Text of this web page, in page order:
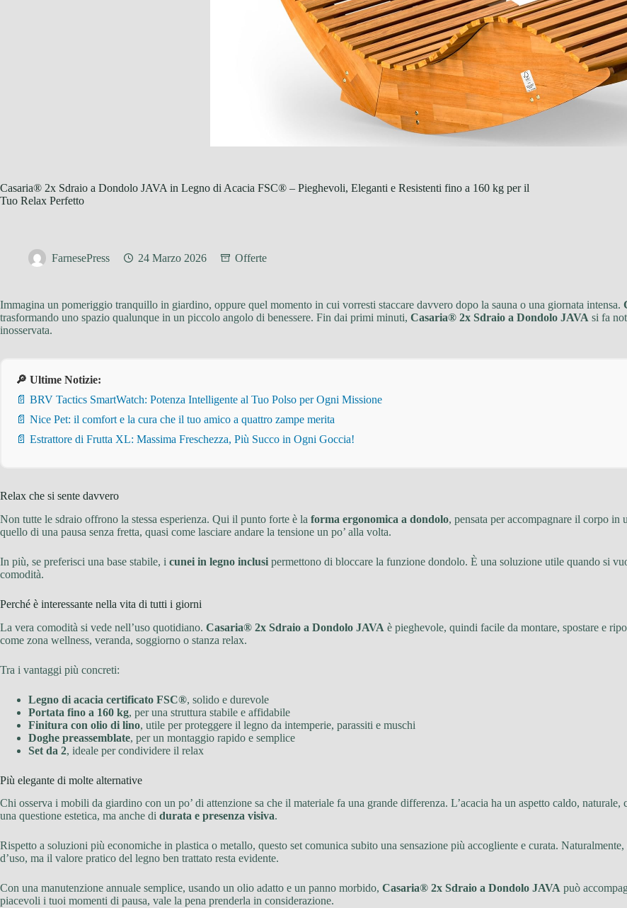
Casaria® 2x Sdraio a Dondolo JAVA in Legno di Acacia FSC® – Pieghevoli, Eleganti e Resistenti fino a 160 kg per il
Tuo Relax Perfetto
FarnesePress 24 Marzo 2026 Offerte
Immagina un pomeriggio tranquillo in giardino, oppure quel momento in cui vorresti staccare davvero dopo la sauna o una giornata intensa.
trasformando uno spazio qualunque in un piccolo angolo di benessere. Fin dai primi minuti, Casaria® 2x Sdraio a Dondolo JAVA si fa
inosservata.
🔎 Ultime Notizie:
📄 BRV Tactics SmartWatch: Potenza Intelligente al Tuo Polso per Ogni Missione
📄 Nice Pet: il comfort e la cura che il tuo amico a quattro zampe merita
📄 Estrattore di Frutta XL: Massima Freschezza, Più Succo in Ogni Goccia!
Relax che si sente davvero
Non tutte le sdraio offrono la stessa esperienza. Qui il punto forte è la forma ergonomica a dondolo, pensata per accompagnare il corpo
quello di una pausa senza fretta, quasi come lasciare andare la tensione un po’ alla volta.
In più, se preferisci una base stabile, i cunei in legno inclusi permettono di bloccare la funzione dondolo. È una soluzione utile quando si
comodità.
Perché è interessante nella vita di tutti i giorni
La vera comodità si vede nell’uso quotidiano. Casaria® 2x Sdraio a Dondolo JAVA è pieghevole, quindi facile da montare, spostare e
come zona wellness, veranda, soggiorno o stanza relax.
Tra i vantaggi più concreti:
Legno di acacia certificato FSC®, solido e durevole
Portata fino a 160 kg, per una struttura stabile e affidabile
Finitura con olio di lino, utile per proteggere il legno da intemperie, parassiti e muschi
Doghe preassemblate, per un montaggio rapido e semplice
Set da 2, ideale per condividere il relax
Più elegante di molte alternative
Chi osserva i mobili da giardino con un po’ di attenzione sa che il materiale fa una grande differenza. L’acacia ha un aspetto caldo,
una questione estetica, ma anche di durata e presenza visiva.
Rispetto a soluzioni più economiche in plastica o metallo, questo set comunica subito una sensazione più accogliente e curata.
d’uso, ma il valore pratico del legno ben trattato resta evidente.
Con una manutenzione annuale semplice, usando un olio adatto e un panno morbido, Casaria® 2x Sdraio a Dondolo JAVA può
piacevoli i tuoi momenti di pausa, vale la pena prenderla in considerazione.